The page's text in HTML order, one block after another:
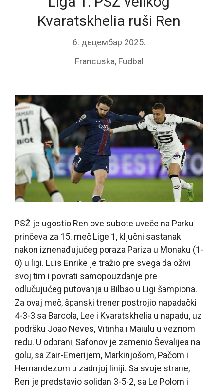
Kvaratskhelia ruši Ren
6. децембар 2025.
Francuska, Fudbal
PSŽ je ugostio Ren ove subote uveče na Parku
prinčeva za 15. meč Lige 1, ključni sastanak
nakon iznenađujućeg poraza Pariza u Monaku (1-
0) u ligi. Luis Enrike je tražio pre svega da oživi
svoj tim i povrati samopouzdanje pre
odlučujućeg putovanja u Bilbao u Ligi šampiona.
Za ovaj meč, španski trener postrojio napadački
4-3-3 sa Barcola, Lee i Kvaratskhelia u napadu, uz
podršku Joao Neves, Vitinha i Maiulu u veznom
redu. U odbrani, Safonov je zamenio Ševalijea na
golu, sa Zair-Emerijem, Markinjošom, Pačom i
Hernandezom u zadnjoj liniji. Sa svoje strane,
Ren je predstavio solidan 3-5-2, sa Le Polom i